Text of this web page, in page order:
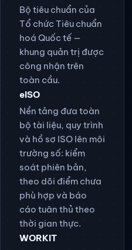
Bộ tiêu chuẩn của
Tổ chức Tiêu chuẩn
hoá Quốc tế —
khung quản trị được
công nhận trên
toàn cầu.
eISO
Nền tảng đưa toàn
bộ tài liệu, quy trình
và hồ sơ ISO lên môi
trường số: kiểm
soát phiên bản,
theo dõi điểm chưa
phù hợp và báo
cáo tuân thủ theo
thời gian thực.
WORKIT